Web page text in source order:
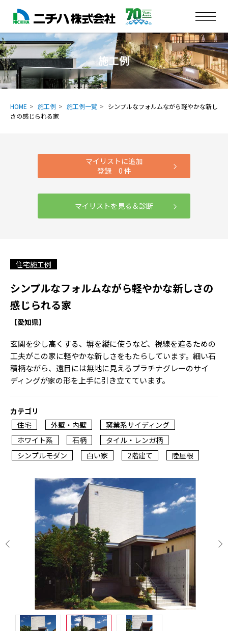
施工例
HOME 施工例 施工例一覧
シンプルなフォルムながら軽やかな新し
さの感じられる家
マイリストに追加
登録 0 件
マイリストを見る＆診断
住宅施工例
シンプルなフォルムながら軽やかな新しさの
感じられる家
【愛知県】
玄関を少し高くする、塀を縦に使うなど、視線を遮るための
工夫がこの家に軽やかな新しさをもたらしています。細い石
積柄ながら、遠目には無地に見えるプラチナグレーのサイ
ディングが家の形を上手に引き立てています。
カテゴリ
住宅
外壁・内壁
窯業系サイディング
ホワイト系
石柄
タイル・レンガ柄
シンプルモダン
白い家 2階建て 陸屋根